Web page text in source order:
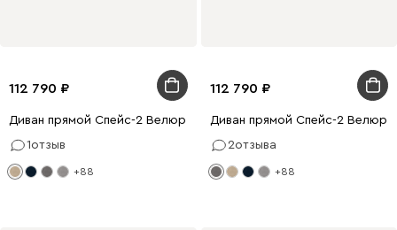
112 790
Диван прямой Спейс-2 Велюр Бежевый
1отзыв
+88
112 790
Диван прямой Спейс-2 Велюр
2отзыва
+88